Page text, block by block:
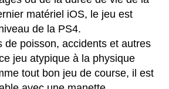
matériel iOS, le jeu est
de la PS4.
de poisson, accidents et autres
jeu atypique à la physique
tout bon jeu de course, il est